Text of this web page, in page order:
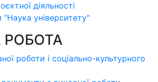
діяльності
університету"
РОБОТА
роботи і соціально-культурного